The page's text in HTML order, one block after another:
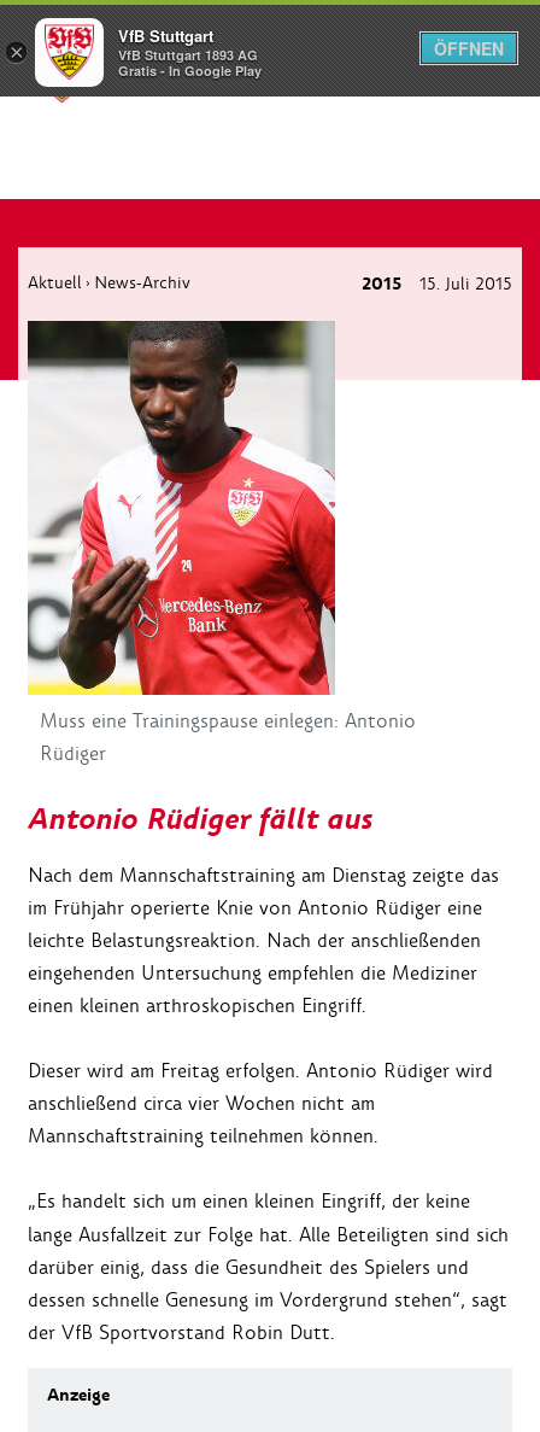
Menü
Aktuell › News-Archiv 2015 15. Juli 2015
Muss eine Trainingspause einlegen: Antonio
Rüdiger
Antonio Rüdiger fällt aus
Nach dem Mannschaftstraining am Dienstag zeigte das
im Frühjahr operierte Knie von Antonio Rüdiger eine
leichte Belastungsreaktion. Nach der anschließenden
eingehenden Untersuchung empfehlen die Mediziner
einen kleinen arthroskopischen Eingriff.
Dieser wird am Freitag erfolgen. Antonio Rüdiger wird
anschließend circa vier Wochen nicht am
Mannschaftstraining teilnehmen können.
„Es handelt sich um einen kleinen Eingriff, der keine
lange Ausfallzeit zur Folge hat. Alle Beteiligten sind sich
darüber einig, dass die Gesundheit des Spielers und
dessen schnelle Genesung im Vordergrund stehen“, sagt
der VfB Sportvorstand Robin Dutt.
×
VfB Stuttgart
VfB Stuttgart 1893 AG
Gratis - In Google Play
ÖFFNEN